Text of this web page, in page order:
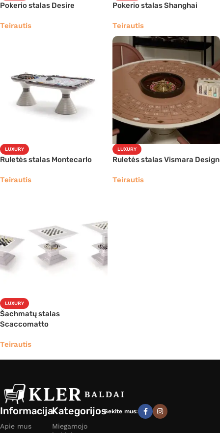
Pokerio stalas Desire
Teirautis
Pokerio stalas Shanghai
Teirautis
LUXURY
Ruletės stalas Montecarlo
Teirautis
LUXURY
Ruletės stalas Vismara Design
Teirautis
LUXURY
Šachmatų stalas
Scaccomatto
Teirautis
Informacija
Apie mus
Kategorijos
Miegamojo
Sekite mus: